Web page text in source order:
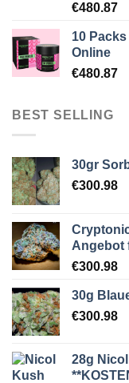
€480.87
10
Online
€480.87
BEST SELLING
30gr
€300.98
Angebot
€300.98
30g
€300.98
28g